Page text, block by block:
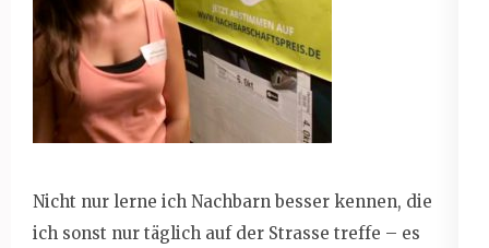
Nicht nur lerne ich Nachbarn besser kennen, die
ich sonst nur täglich auf der Strasse treffe – es